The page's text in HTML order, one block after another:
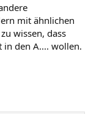
mit ähnlichen
wissen, dass
in den A.... wollen.